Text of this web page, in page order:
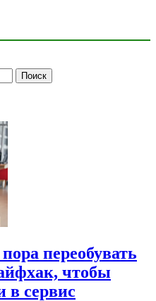
переобувать
чтобы
в сервис